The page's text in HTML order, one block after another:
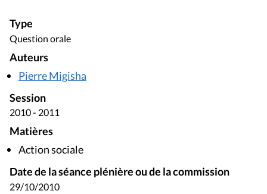
Type
Question orale
Auteurs
Pierre Migisha
Session
2010 - 2011
Matières
Action sociale
Date de la séance plénière ou de la commission
29/10/2010